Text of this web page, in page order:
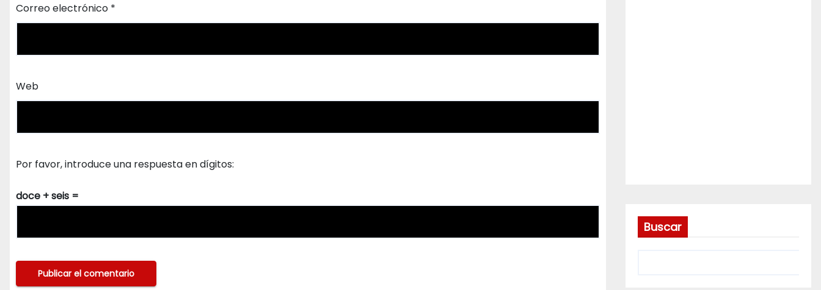
Correo electrónico *
Web
Por favor, introduce una respuesta en dígitos:
doce + seis =
Buscar